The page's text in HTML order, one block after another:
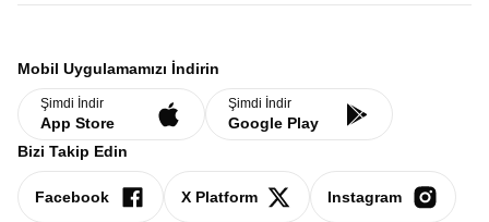
Mobil Uygulamamızı İndirin
Şimdi İndir
App Store
Şimdi İndir
Google Play
Bizi Takip Edin
Facebook X Platform Instagram